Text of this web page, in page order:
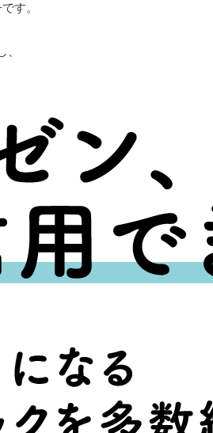
す。